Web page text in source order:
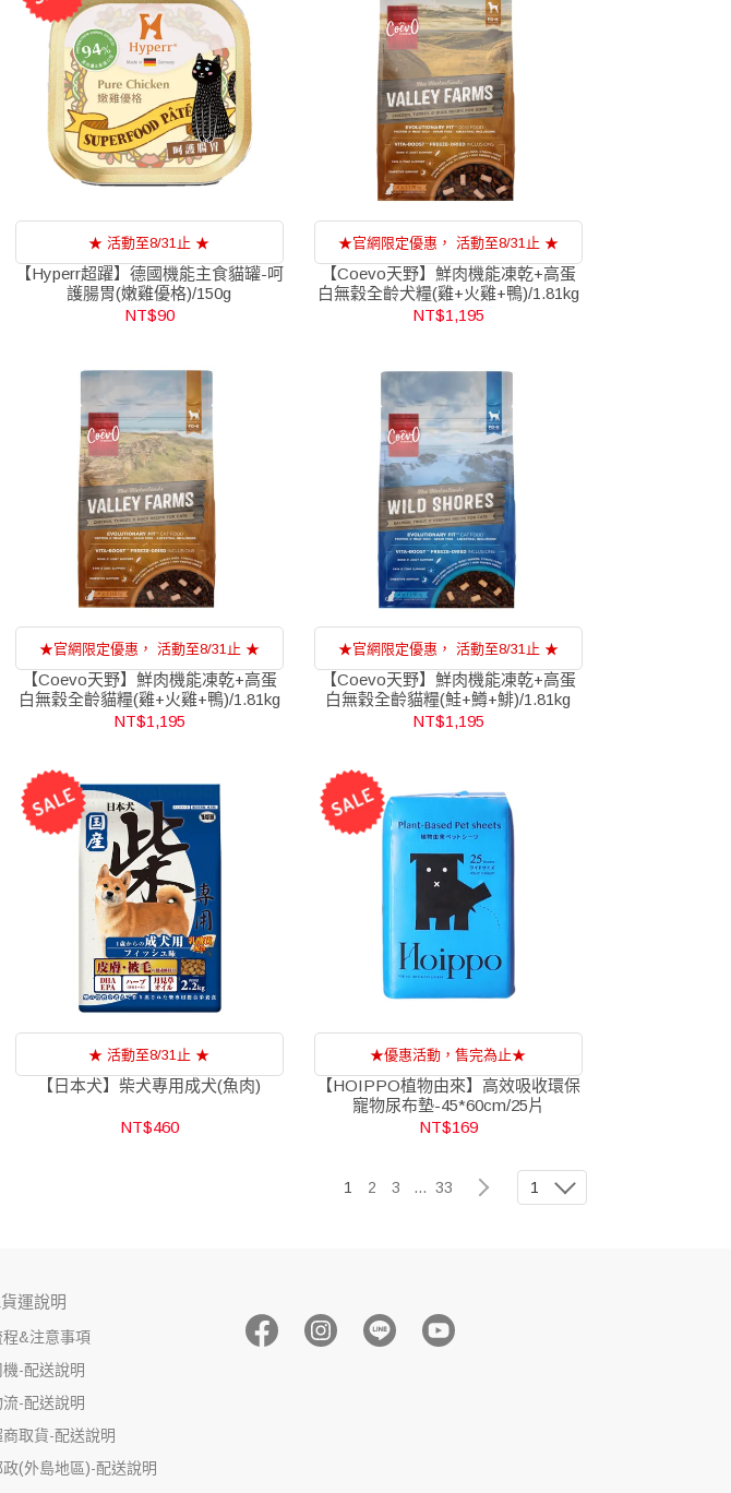
★ 活動至8/31止 ★
【Hyperr超躍】德國機能主食貓罐-呵
護腸胃(嫩雞優格)/150g
NT$90
★官網限定優惠， 活動至8/31止 ★
【Coevo天野】鮮肉機能凍乾+高蛋
白無穀全齡犬糧(雞+火雞+鴨)/1.81kg
NT$1,195
★官網限定優惠， 活動至8/31止 ★
【Coevo天野】鮮肉機能凍乾+高蛋
白無穀全齡貓糧(雞+火雞+鴨)/1.81kg
NT$1,195
★官網限定優惠， 活動至8/31止 ★
【Coevo天野】鮮肉機能凍乾+高蛋
白無穀全齡貓糧(鮭+鱒+鯡)/1.81kg
NT$1,195
★ 活動至8/31止 ★
【日本犬】柴犬專用成犬(魚肉)
NT$460
★優惠活動，售完為止★
【HOIPPO植物由來】高效吸收環保
寵物尿布墊-45*60cm/25片
NT$169
1 2 3 ... 33 1
運說明
程&注意事項
-配送說明
-配送說明
取貨-配送說明
政(外島地區)-配送說明